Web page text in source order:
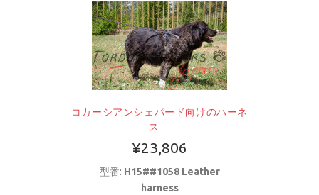
コカーシアンシェパード向けのハーネ
ス
¥23,806
型番: H15##1058 Leather
harness